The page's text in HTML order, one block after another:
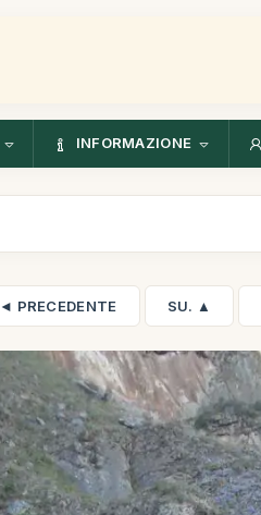
INFORMAZIONE
◄ PRECEDENTE SU. ▲